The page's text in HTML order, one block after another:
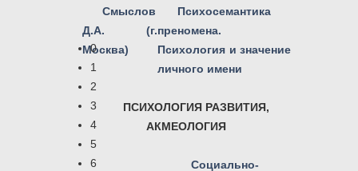
0
1
2
3
4
5
6
Смыслов
Д.А. (г.
Москва)
Психосемантика
преномена.
Психология и значение
личного имени
ПСИХОЛОГИЯ РАЗВИТИЯ,
АКМЕОЛОГИЯ
Социально-